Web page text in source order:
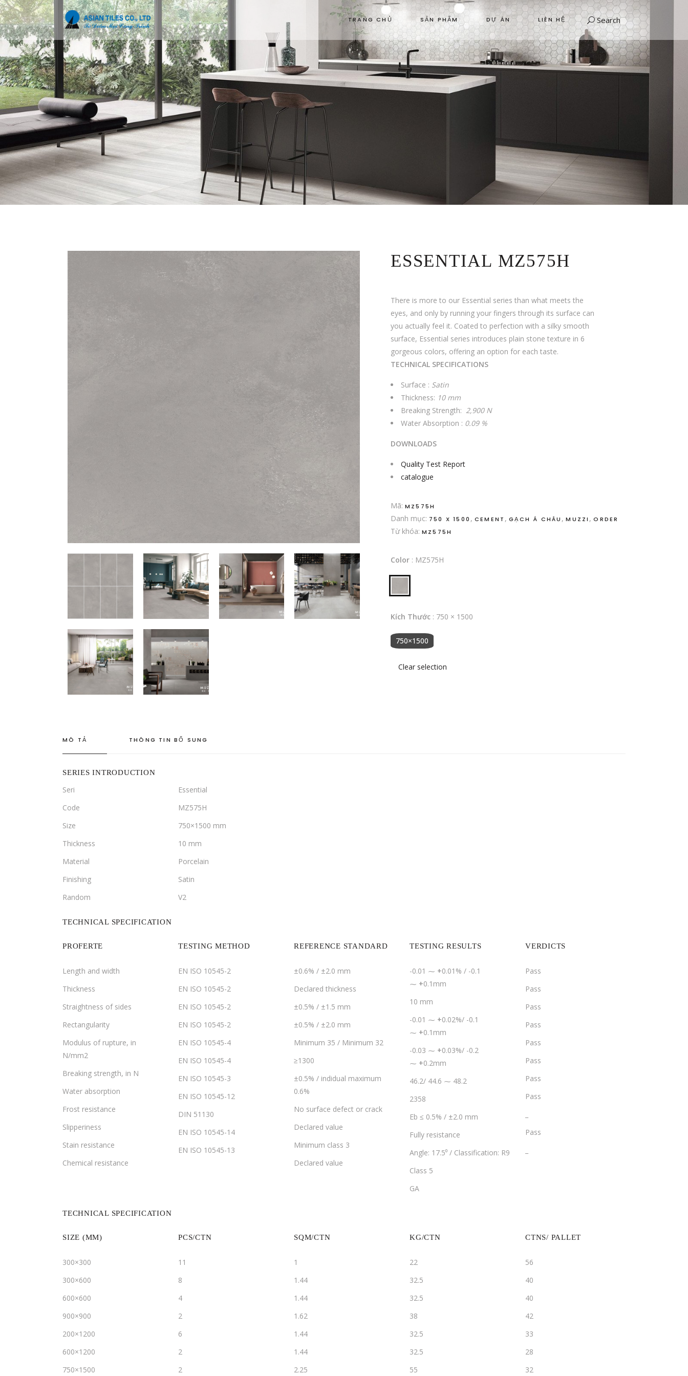
TRANG CHỦ SẢN PHẨM DỰ ÁN LIÊN HỆ Search
ESSENTIAL MZ575H
There is more to our Essential series than what meets the
eyes, and only by running your fingers through its surface can
you actually feel it. Coated to perfection with a silky smooth
surface, Essential series introduces plain stone texture in 6
gorgeous colors, offering an option for each taste.
TECHNICAL SPECIFICATIONS
Surface : Satin
Thickness: 10 mm
Breaking Strength: 2,900 N
Water Absorption : 0.09 %
DOWNLOADS
Quality Test Report
catalogue
Mã: MZ575H
Danh mục: 750 X 1500 , CEMENT ,GẠCH Á CHÂU ,MUZZI ,ORDER
Từ khóa: MZ575H
Color : MZ575H
Kích Thước : 750 × 1500
750×1500
Clear selection
MÔ TẢ THÔNG TIN BỔ SUNG
SERIES INTRODUCTION
Seri
Code
Size
Thickness
Material
Finishing
Random
Essential
MZ575H
750×1500 mm
10 mm
Porcelain
Satin
V2
TECHNICAL SPECIFICATION
PROFERTE
Length and width
Thickness
Straightness of sides
Rectangularity
Modulus of rupture, in
N/mm2
Breaking strength, in N
Water absorption
Frost resistance
Slipperiness
Stain resistance
Chemical resistance
TESTING METHOD
EN ISO 10545-2
EN ISO 10545-2
EN ISO 10545-2
EN ISO 10545-2
EN ISO 10545-4
EN ISO 10545-4
EN ISO 10545-3
EN ISO 10545-12
DIN 51130
EN ISO 10545-14
EN ISO 10545-13
REFERENCE STANDARD
±0.6% / ±2.0 mm
Declared thickness
±0.5% / ±1.5 mm
±0.5% / ±2.0 mm
Minimum 35 / Minimum 32
≥1300
±0.5% / indidual maximum
0.6%
No surface defect or crack
Declared value
Minimum class 3
Declared value
TESTING RESULTS
-0.01 ⁓ +0.01% / -0.1
⁓ +0.1mm
10 mm
-0.01 ⁓ +0.02%/ -0.1
⁓ +0.1mm
-0.03 ⁓ +0.03%/ -0.2
⁓ +0.2mm
46.2/ 44.6 ⁓ 48.2
2358
Eb ≤ 0.5% / ±2.0 mm
Fully resistance
Angle: 17.5⁰ / Classification: R9
Class 5
GA
VERDICTS
Pass
Pass
Pass
Pass
Pass
Pass
Pass
Pass
Pass
TECHNICAL SPECIFICATION
SIZE (MM)
300×300
300×600
600×600
900×900
200×1200
600×1200
750×1500
PCS/CTN
11
8
4
2
6
2
2
SQM/CTN
1
1.44
1.44
1.62
1.44
1.44
2.25
KG/CTN
22
32.5
32.5
38
32.5
32.5
55
CTNS/ PALLET
56
40
40
42
33
28
32